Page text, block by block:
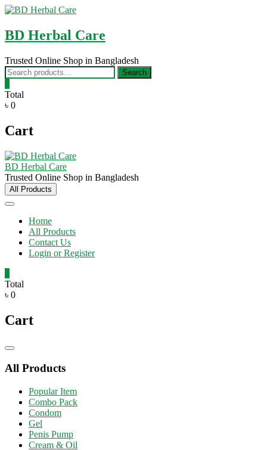
Skip
content
BD Herbal Care
Trusted Online Shop in Bangladesh
Search
for:
Search
Total
৳ 0
Cart
BD Herbal Care
Trusted Online Shop in Bangladesh
All Products
Home
All Products
Contact Us
Login or Register
Total
৳ 0
Cart
Catalog
All Products
Popular Item
Combo Pack
Condom
Gel
Penis Pump
Cream & Oil